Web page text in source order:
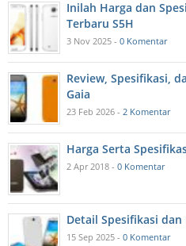
Inilah Harga dan
Terbaru S5H
3 Nov 2025 - 0 Komentar
Review, Spesifikasi,
Gaia
23 Feb 2026 - 2 Komentar
Harga Serta
2 Apr 2018 - 0 Komentar
Detail Spesifikasi
15 Sep 2025 - 0 Komentar